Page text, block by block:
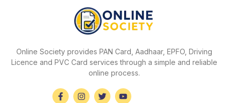
Online Society provides PAN Card, Aadhaar, EPFO, Driving
Licence and PVC Card services through a simple and reliable
online process.